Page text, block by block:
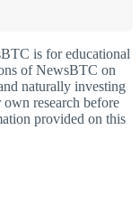
is for educational
of NewsBTC on
naturally investing
research before
provided on this